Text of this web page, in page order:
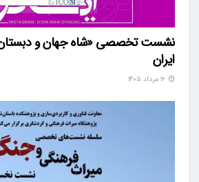
نشست تخصصی «شاه‌ جهان و دبستان
ایران